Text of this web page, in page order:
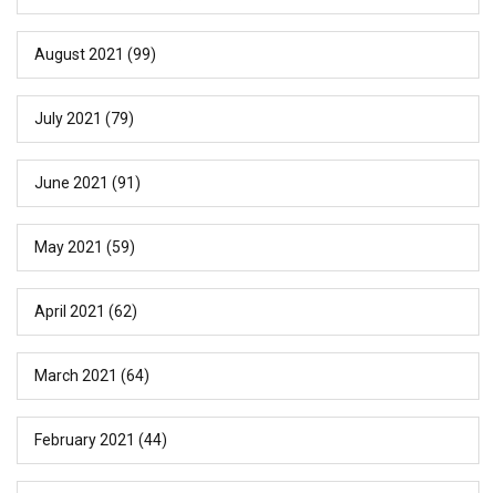
August 2021 (99)
July 2021 (79)
June 2021 (91)
May 2021 (59)
April 2021 (62)
March 2021 (64)
February 2021 (44)